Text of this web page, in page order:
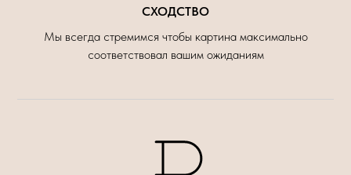
СХОДСТВО
Мы всегда стремимся чтобы картина максимально
соответствовал вашим ожиданиям